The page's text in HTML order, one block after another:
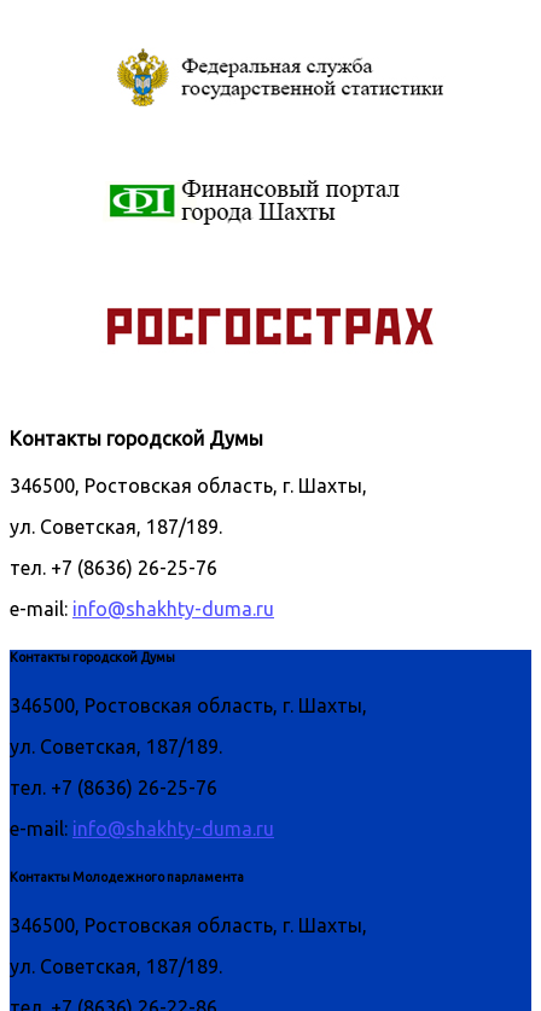
Контакты городской Думы
346500, Ростовская область, г. Шахты,
ул. Советская, 187/189.
тел. +7 (8636) 26-25-76
e-mail: info@shakhty-duma.ru
Контакты городской Думы
346500, Ростовская область, г. Шахты,
ул. Советская, 187/189.
тел. +7 (8636) 26-25-76
e-mail: info@shakhty-duma.ru
Контакты Молодежного парламента
346500, Ростовская область, г. Шахты,
ул. Советская, 187/189.